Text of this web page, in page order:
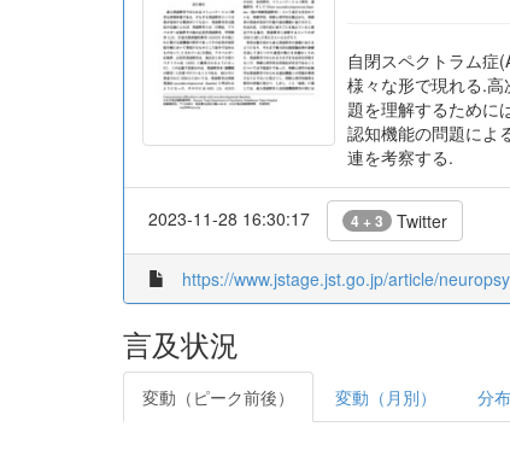
自閉スペクトラム症
様々な形で現れる.
題を理解するために
認知機能の問題によ
連を考察する.
2023-11-28 16:30:17 4 + 3 Twitter
https://www.jstage.jst.go.jp/article/
言及状況
変動（ピーク前後） 変動（月別） 分布